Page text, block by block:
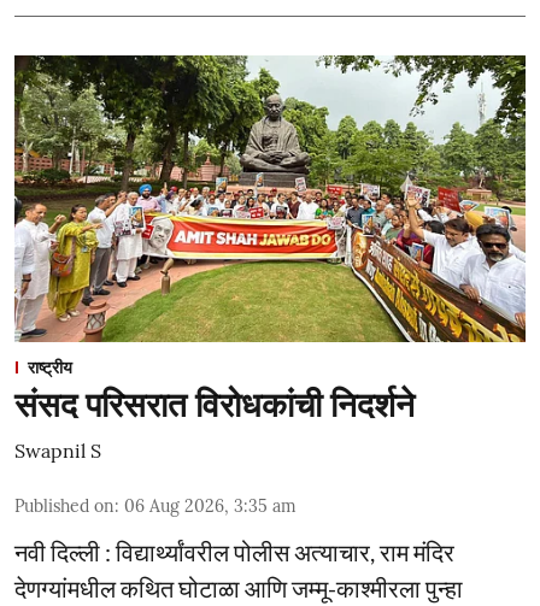
राष्ट्रीय
संसद परिसरात विरोधकांची निदर्शने
Swapnil S
Published on: 06 Aug 2026, 3:35 am
नवी दिल्ली : विद्यार्थ्यांवरील पोलीस अत्याचार, राम मंदिर
देणग्यांमधील कथित घोटाळा आणि जम्मू-काश्मीरला पुन्हा